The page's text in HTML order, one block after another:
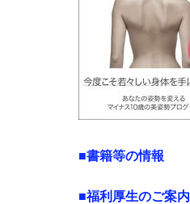
■書籍等の情報
■福利厚生のご案内